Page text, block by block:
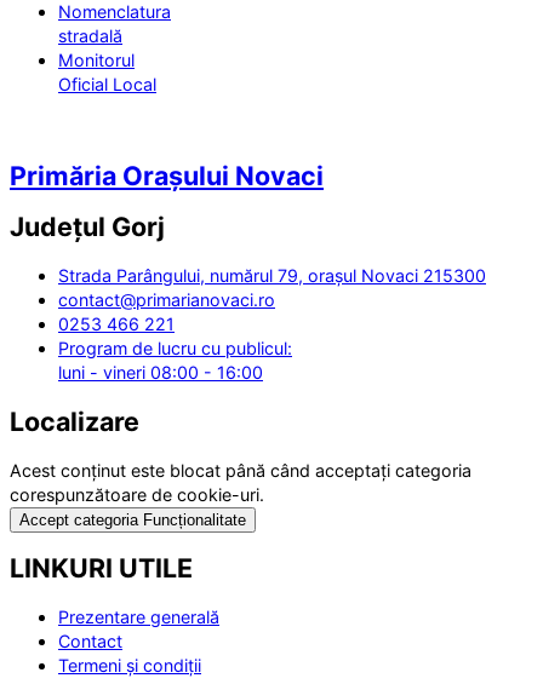
Nomenclatura
stradală
Monitorul
Oficial Local
Primăria Orașului Novaci
Județul Gorj
Strada Parângului, numărul 79, orașul Novaci 215300
contact@primarianovaci.ro
0253 466 221
Program de lucru cu publicul:
luni - vineri 08:00 - 16:00
Localizare
Acest conținut este blocat până când acceptați categoria
corespunzătoare de cookie-uri.
Accept categoria Funcționalitate
LINKURI UTILE
Prezentare generală
Contact
Termeni și condiții